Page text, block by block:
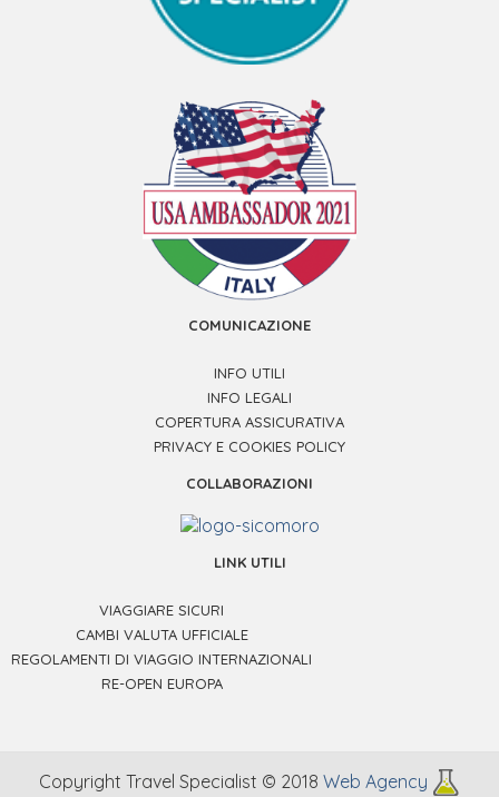
COMUNICAZIONE
INFO UTILI
INFO LEGALI
COPERTURA ASSICURATIVA
PRIVACY E COOKIES POLICY
COLLABORAZIONI
LINK UTILI
VIAGGIARE SICURI
CAMBI VALUTA UFFICIALE
REGOLAMENTI DI VIAGGIO INTERNAZIONALI
RE-OPEN EUROPA
Copyright Travel Specialist © 2018 Web Agency